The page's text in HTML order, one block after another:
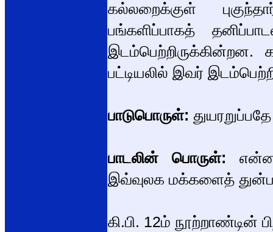
கல்லறைக்குள்
பங்களிப்பாகத்
பட்டியலில் இவர்
பாடுபொருள்:
பாடலின் பொருள்:
இவ்வுலக மக்களைத்
கி.பி. 12ம்